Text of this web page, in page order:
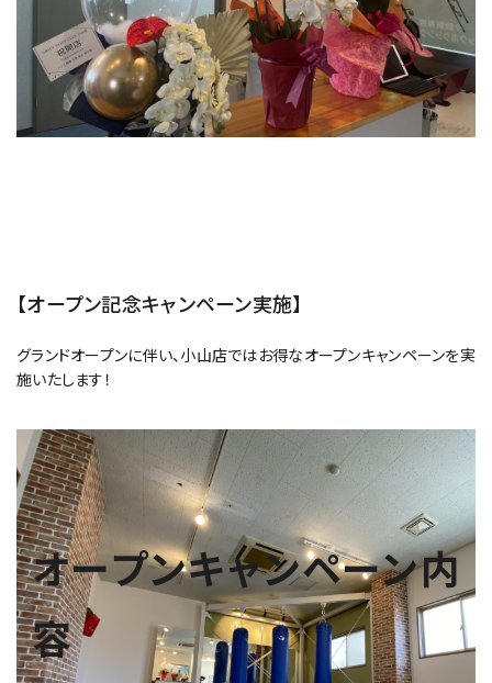
【オープン記念キャンペーン実施】
グランドオープンに伴い、小山店ではお得なオープンキャンペーンを実
施いたします！
オープンキャンペーン内
容